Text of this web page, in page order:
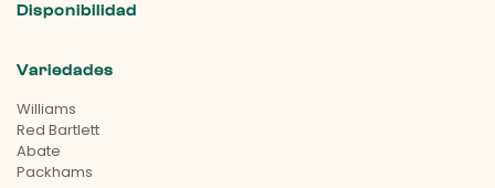
Disponibilidad
Variedades
Williams
Red Bartlett
Abate
Packhams